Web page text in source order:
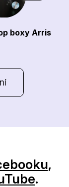
boxy Arris
,
.